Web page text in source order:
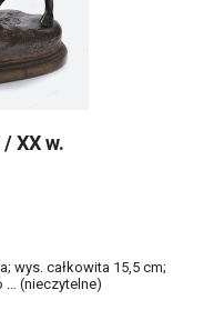
XX w.
wys. całkowita 15,5 cm;
… (nieczytelne)